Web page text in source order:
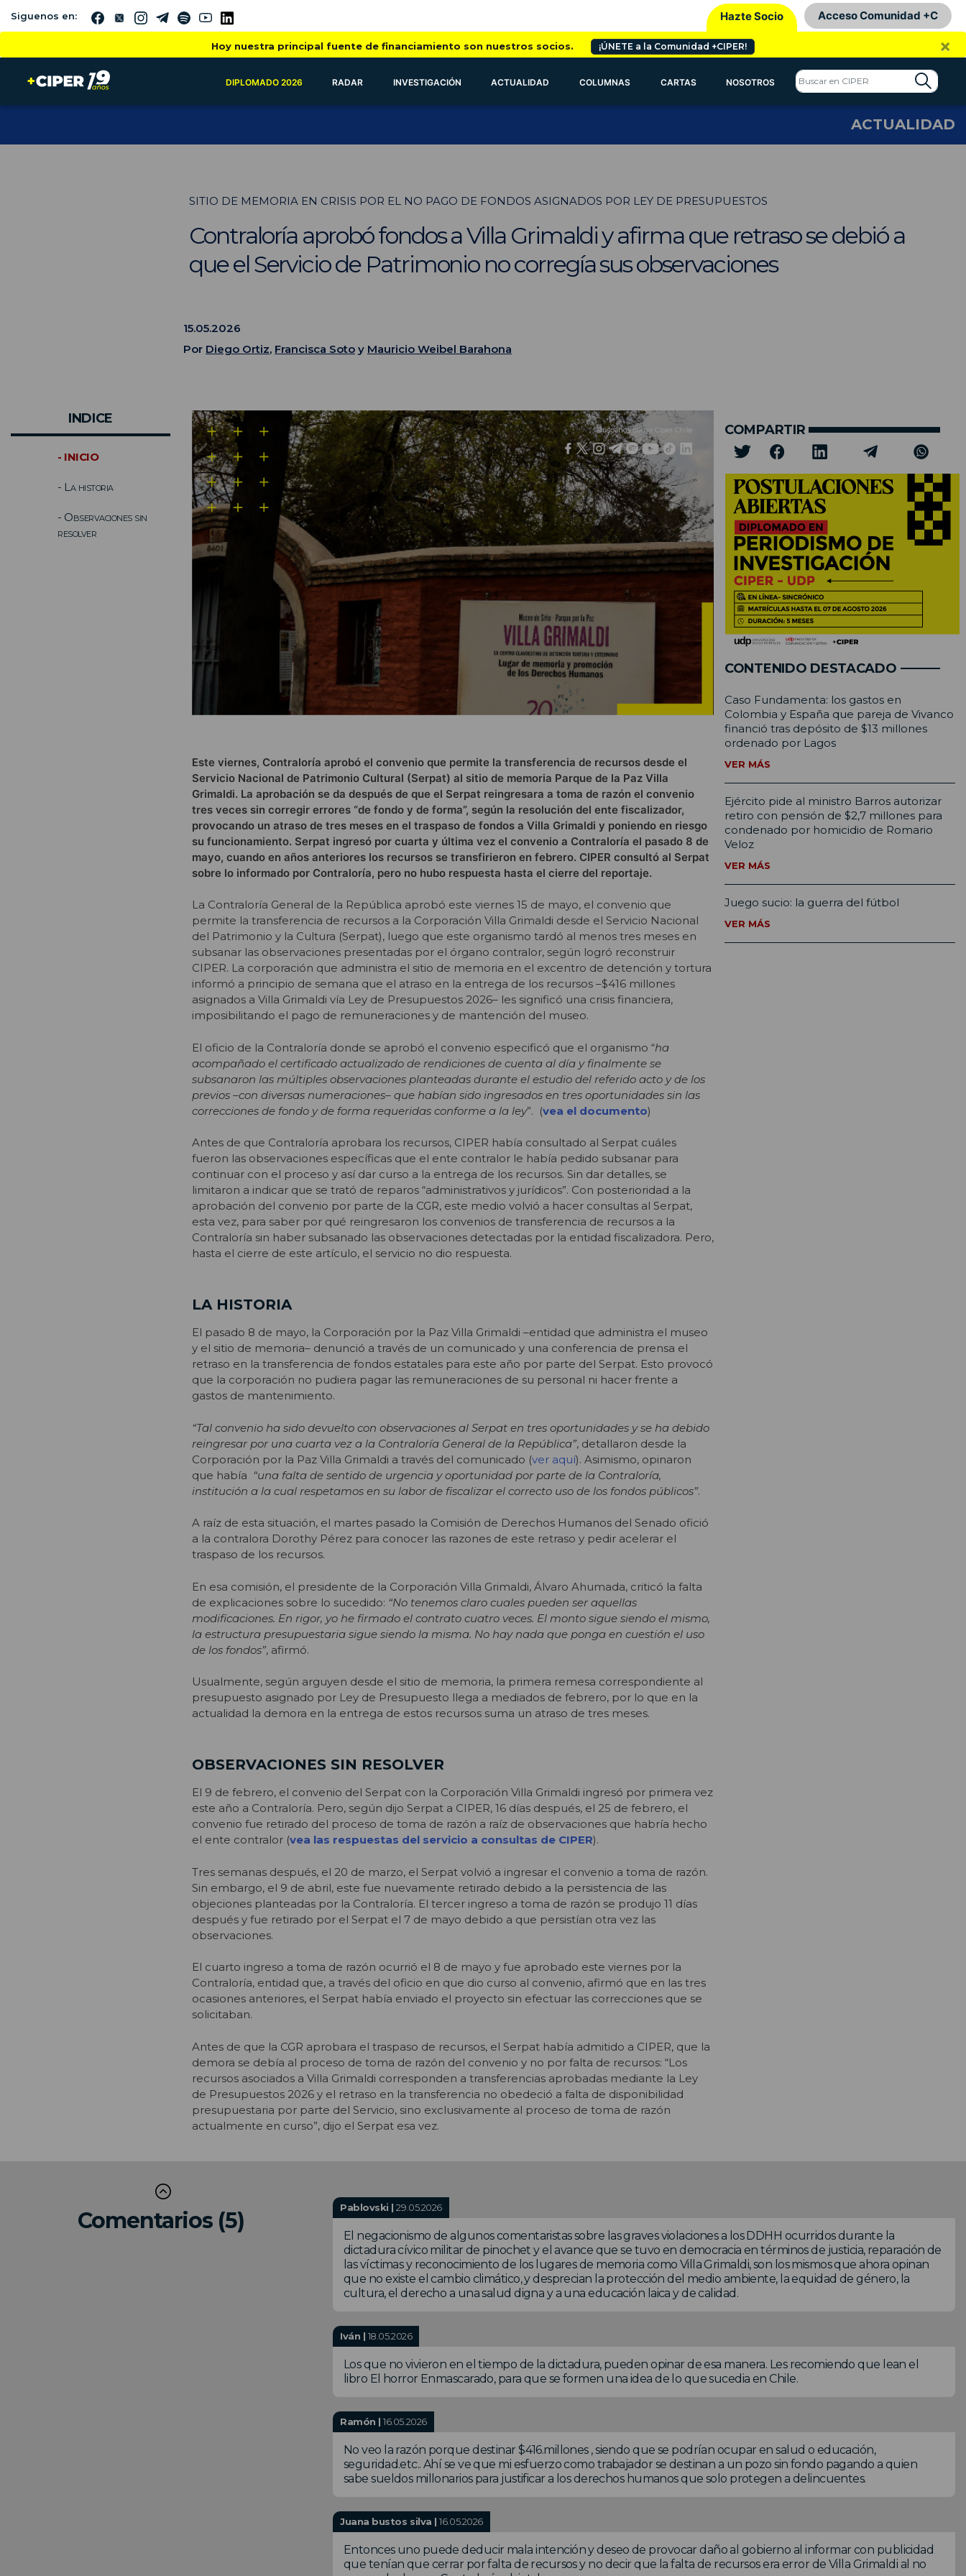
Siguenos en: Hazte Socio Acceso Comunidad +C
Hoy nuestra principal fuente de financiamiento son nuestros socios. ¡ÚNETE a la Comunidad +CIPER! ×
DIPLOMADO 2026 RADAR INVESTIGACIÓN ACTUALIDAD COLUMNAS CARTAS NOSOTROS
ACTUALIDAD
SITIO DE MEMORIA EN CRISIS POR EL NO PAGO DE FONDOS ASIGNADOS POR LEY DE PRESUPUESTOS
Contraloría aprobó fondos a Villa Grimaldi y afirma que retraso se debió a
que el Servicio de Patrimonio no corregía sus observaciones
15.05.2026
Por Diego Ortiz, Francisca Soto y Mauricio Weibel Barahona
INDICE
- INICIO
- La historia
- Observaciones sin
resolver
Este viernes, Contraloría aprobó el convenio que permite la transferencia de recursos desde el
Servicio Nacional de Patrimonio Cultural (Serpat) al sitio de memoria Parque de la Paz Villa
Grimaldi. La aprobación se da después de que el Serpat reingresara a toma de razón el convenio
tres veces sin corregir errores “de fondo y de forma”, según la resolución del ente fiscalizador,
provocando un atraso de tres meses en el traspaso de fondos a Villa Grimaldi y poniendo en riesgo
su funcionamiento. Serpat ingresó por cuarta y última vez el convenio a Contraloría el pasado 8 de
mayo, cuando en años anteriores los recursos se transfirieron en febrero. CIPER consultó al Serpat
sobre lo informado por Contraloría, pero no hubo respuesta hasta el cierre del reportaje.
La Contraloría General de la República aprobó este viernes 15 de mayo, el convenio que
permite la transferencia de recursos a la Corporación Villa Grimaldi desde el Servicio Nacional
del Patrimonio y la Cultura (Serpat), luego que este organismo tardó al menos tres meses en
subsanar las observaciones presentadas por el órgano contralor, según logró reconstruir
CIPER. La corporación que administra el sitio de memoria en el excentro de detención y tortura
informó a principio de semana que el atraso en la entrega de los recursos –$416 millones
asignados a Villa Grimaldi vía Ley de Presupuestos 2026– les significó una crisis financiera,
imposibilitando el pago de remuneraciones y de mantención del museo.
El oficio de la Contraloría donde se aprobó el convenio especificó que el organismo “ha
acompañado el certificado actualizado de rendiciones de cuenta al día y finalmente se
subsanaron las múltiples observaciones planteadas durante el estudio del referido acto y de los
previos –con diversas numeraciones– que habían sido ingresados en tres oportunidades sin las
correcciones de fondo y de forma requeridas conforme a la ley”. (vea el documento)
Antes de que Contraloría aprobara los recursos, CIPER había consultado al Serpat cuáles
fueron las observaciones específicas que el ente contralor le había pedido subsanar para
continuar con el proceso y así dar curso a la entrega de los recursos. Sin dar detalles, se
limitaron a indicar que se trató de reparos “administrativos y jurídicos”. Con posterioridad a la
aprobación del convenio por parte de la CGR, este medio volvió a hacer consultas al Serpat,
esta vez, para saber por qué reingresaron los convenios de transferencia de recursos a la
Contraloría sin haber subsanado las observaciones detectadas por la entidad fiscalizadora. Pero,
hasta el cierre de este artículo, el servicio no dio respuesta.
LA HISTORIA
El pasado 8 de mayo, la Corporación por la Paz Villa Grimaldi –entidad que administra el museo
y el sitio de memoria– denunció a través de un comunicado y una conferencia de prensa el
retraso en la transferencia de fondos estatales para este año por parte del Serpat. Esto provocó
que la corporación no pudiera pagar las remuneraciones de su personal ni hacer frente a
gastos de mantenimiento.
“Tal convenio ha sido devuelto con observaciones al Serpat en tres oportunidades y se ha debido
reingresar por una cuarta vez a la Contraloría General de la República”, detallaron desde la
Corporación por la Paz Villa Grimaldi a través del comunicado (ver aquí). Asimismo, opinaron
que había “una falta de sentido de urgencia y oportunidad por parte de la Contraloría,
institución a la cual respetamos en su labor de fiscalizar el correcto uso de los fondos públicos”.
A raíz de esta situación, el martes pasado la Comisión de Derechos Humanos del Senado ofició
a la contralora Dorothy Pérez para conocer las razones de este retraso y pedir acelerar el
traspaso de los recursos.
En esa comisión, el presidente de la Corporación Villa Grimaldi, Álvaro Ahumada, criticó la falta
de explicaciones sobre lo sucedido: “No tenemos claro cuales pueden ser aquellas
modificaciones. En rigor, yo he firmado el contrato cuatro veces. El monto sigue siendo el mismo,
la estructura presupuestaria sigue siendo la misma. No hay nada que ponga en cuestión el uso
de los fondos”, afirmó.
Usualmente, según arguyen desde el sitio de memoria, la primera remesa correspondiente al
presupuesto asignado por Ley de Presupuesto llega a mediados de febrero, por lo que en la
actualidad la demora en la entrega de estos recursos suma un atraso de tres meses.
OBSERVACIONES SIN RESOLVER
El 9 de febrero, el convenio del Serpat con la Corporación Villa Grimaldi ingresó por primera vez
este año a Contraloría. Pero, según dijo Serpat a CIPER, 16 días después, el 25 de febrero, el
convenio fue retirado del proceso de toma de razón a raíz de observaciones que habría hecho
el ente contralor (vea las respuestas del servicio a consultas de CIPER).
Tres semanas después, el 20 de marzo, el Serpat volvió a ingresar el convenio a toma de razón.
Sin embargo, el 9 de abril, este fue nuevamente retirado debido a la persistencia de las
objeciones planteadas por la Contraloría. El tercer ingreso a toma de razón se produjo 11 días
después y fue retirado por el Serpat el 7 de mayo debido a que persistían otra vez las
observaciones.
El cuarto ingreso a toma de razón ocurrió el 8 de mayo y fue aprobado este viernes por la
Contraloría, entidad que, a través del oficio en que dio curso al convenio, afirmó que en las tres
ocasiones anteriores, el Serpat había enviado el proyecto sin efectuar las correcciones que se
solicitaban.
Antes de que la CGR aprobara el traspaso de recursos, el Serpat había admitido a CIPER, que la
demora se debía al proceso de toma de razón del convenio y no por falta de recursos: “Los
recursos asociados a Villa Grimaldi corresponden a transferencias aprobadas mediante la Ley
de Presupuestos 2026 y el retraso en la transferencia no obedeció a falta de disponibilidad
presupuestaria por parte del Servicio, sino exclusivamente al proceso de toma de razón
actualmente en curso”, dijo el Serpat esa vez.
COMPARTIR
CONTENIDO DESTACADO
Caso Fundamenta: los gastos en
Colombia y España que pareja de Vivanco
financió tras depósito de $13 millones
ordenado por Lagos
VER MÁS
Ejército pide al ministro Barros autorizar
retiro con pensión de $2,7 millones para
condenado por homicidio de Romario
Veloz
VER MÁS
Juego sucio: la guerra del fútbol
VER MÁS
Comentarios (5) Pablovski |29.05.2026
El negacionismo de algunos comentaristas sobre las graves violaciones a los DDHH ocurridos durante la
dictadura cívico militar de pinochet y el avance que se tuvo en democracia en términos de justicia, reparación de
las víctimas y reconocimiento de los lugares de memoria como Villa Grimaldi, son los mismos que ahora opinan
que no existe el cambio climático, y desprecian la protección del medio ambiente, la equidad de género, la
cultura, el derecho a una salud digna y a una educación laica y de calidad.
Iván | 18.05.2026
Los que no vivieron en el tiempo de la dictadura, pueden opinar de esa manera. Les recomiendo que lean el
libro El horror Enmascarado, para que se formen una idea de lo que sucedia en Chile.
Ramón |16.05.2026
No veo la razón porque destinar $416.millones , siendo que se podrían ocupar en salud o educación,
seguridad.etc.. Ahí se ve que mi esfuerzo como trabajador se destinan a un pozo sin fondo pagando a quien
sabe sueldos millonarios para justificar a los derechos humanos que solo protegen a delincuentes.
Juana bustos silva |16.05.2026
Entonces uno puede deducir mala intención y deseo de provocar daño al gobierno al informar con publicidad
que tenían que cerrar por falta de recursos y no decir que la falta de recursos era error de Villa Grimaldi al no